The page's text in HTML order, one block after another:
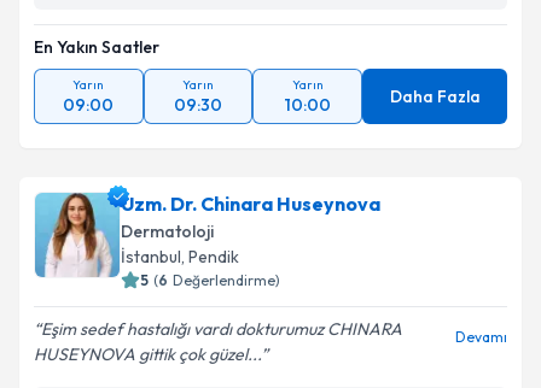
En Yakın Saatler
Yarın
09:00
Yarın
09:30
Yarın
10:00 Daha Fazla
Uzm. Dr. Chinara Huseynova
Dermatoloji
İstanbul, Pendik
5 (6 Değerlendirme)
Eşim sedef hastalığı vardı dokturumuz CHINARA
HUSEYNOVA gittik çok güzel...
Devamı